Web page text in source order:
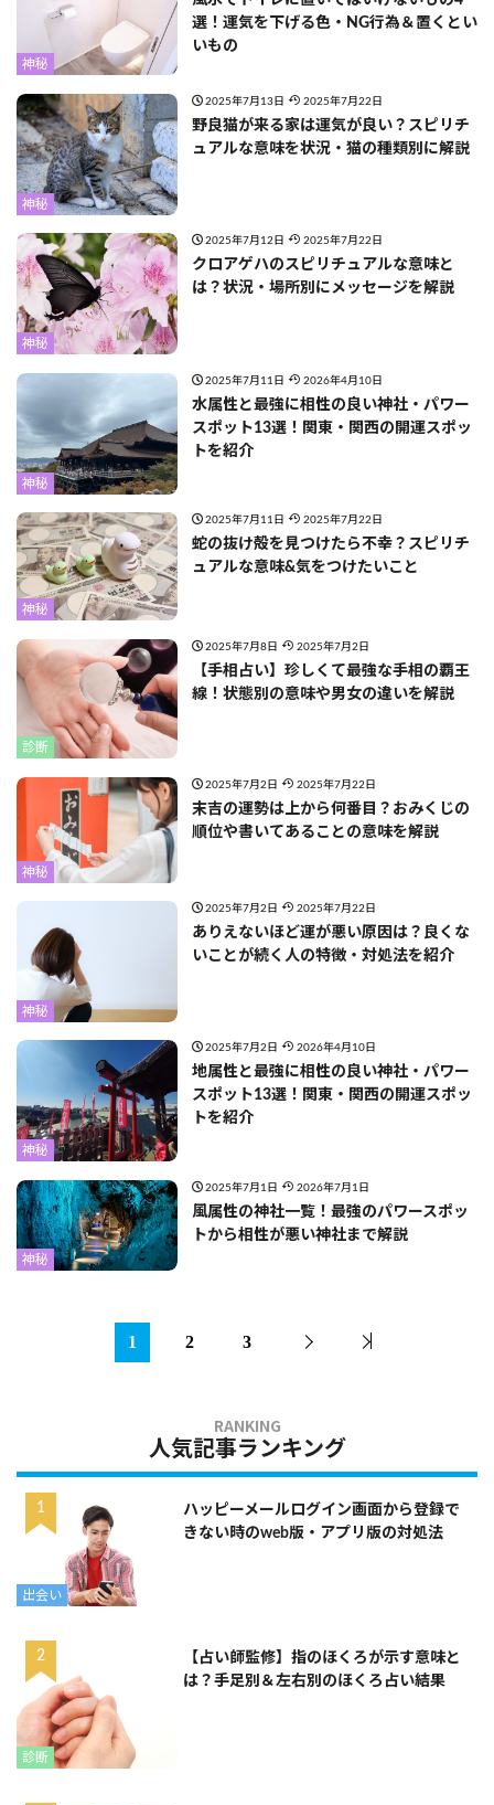
神秘
選！運気を下げる色・NG行為＆置くとい
いもの
神秘
2025年7月13日 2025年7月22日
野良猫が来る家は運気が良い？スピリチ
ュアルな意味を状況・猫の種類別に解説
神秘
2025年7月12日 2025年7月22日
クロアゲハのスピリチュアルな意味と
は？状況・場所別にメッセージを解説
神秘
2025年7月11日 2026年4月10日
水属性と最強に相性の良い神社・パワー
スポット13選！関東・関西の開運スポッ
トを紹介
神秘
2025年7月11日 2025年7月22日
蛇の抜け殻を見つけたら不幸？スピリチ
ュアルな意味&気をつけたいこと
診断
2025年7月8日 2025年7月2日
【手相占い】珍しくて最強な手相の覇王
線！状態別の意味や男女の違いを解説
神秘
2025年7月2日 2025年7月22日
末吉の運勢は上から何番目？おみくじの
順位や書いてあることの意味を解説
神秘
2025年7月2日 2025年7月22日
ありえないほど運が悪い原因は？良くな
いことが続く人の特徴・対処法を紹介
神秘
2025年7月2日 2026年4月10日
地属性と最強に相性の良い神社・パワー
スポット13選！関東・関西の開運スポッ
トを紹介
神秘
2025年7月1日 2026年7月1日
風属性の神社一覧！最強のパワースポッ
トから相性が悪い神社まで解説
1 2 3
人気記事ランキング
出会い
ハッピーメールログイン画面から登録で
きない時のweb版・アプリ版の対処法
診断
【占い師監修】指のほくろが示す意味と
は？手足別＆左右別のほくろ占い結果